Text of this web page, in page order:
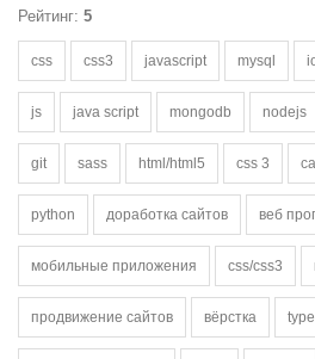
Рейтинг: 5
css css3 javascript mysql
js java script mongodb nodejs
git sass html/html5 css 3
python доработка сайтов веб
мобильные приложения css/css3
продвижение сайтов вёрстка